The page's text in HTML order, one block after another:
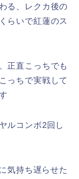
る、レクカ後の
らいで紅蓮のス
正直こっちでも
っちで実戦して
ルコンボ2回し
気持ち遅らせた